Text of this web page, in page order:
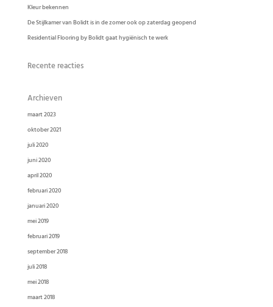
Kleur bekennen
De Stijlkamer van Bolidt is in de zomer ook op zaterdag geopend
Residential Flooring by Bolidt gaat hygiënisch te werk
Recente reacties
Archieven
maart 2023
oktober 2021
juli 2020
juni 2020
april 2020
februari 2020
januari 2020
mei 2019
februari 2019
september 2018
juli 2018
mei 2018
maart 2018